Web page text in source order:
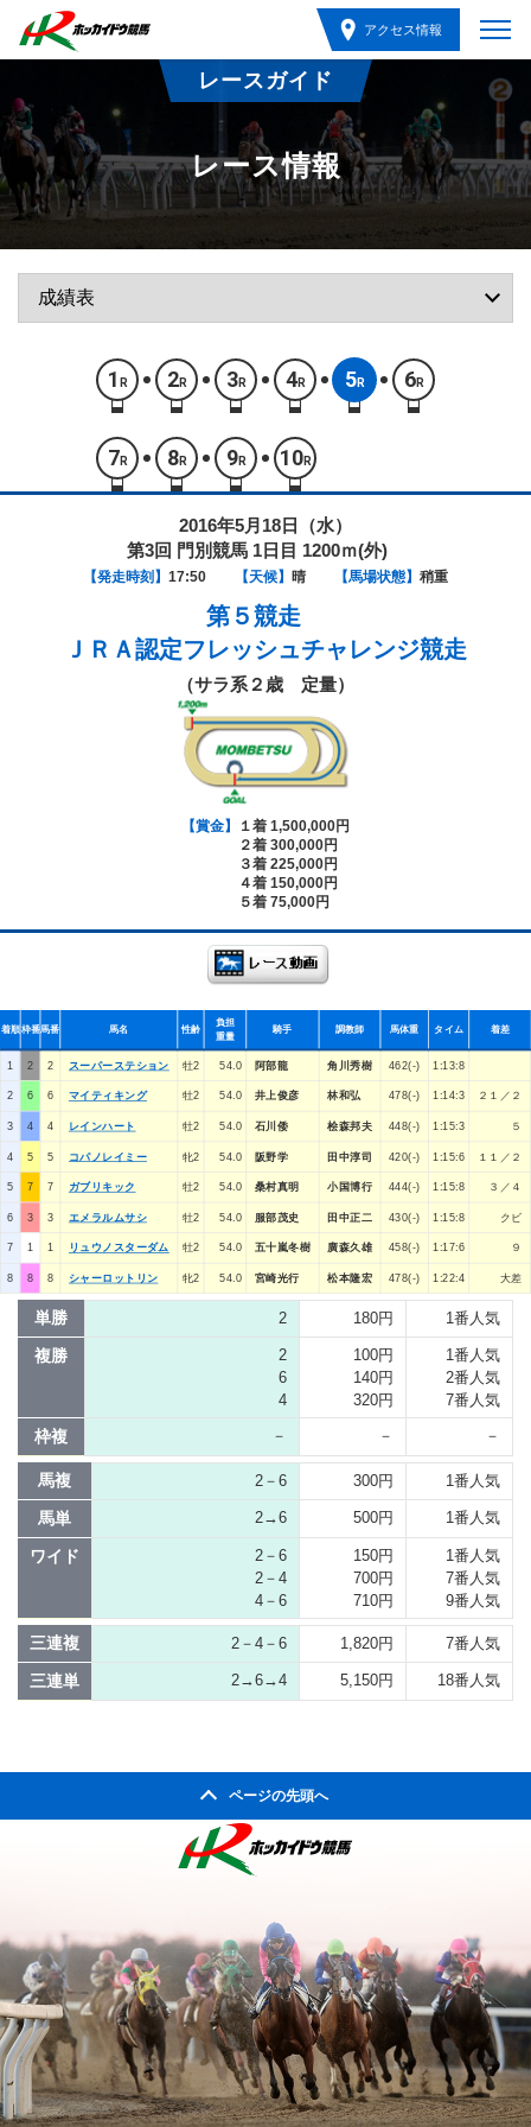
アクセス情報
レースガイド
レース情報
1 R 2R 3R 4R 5R 6R
7 R 8R 9R 10R
2016年5月18日（水）
第3回 門別競馬 1日目 1200ｍ(外)
【発走時刻】 17:50 【天候】 晴 【馬場状態】 稍重
第５競走
ＪＲＡ認定フレッシュチャレンジ競走
（サラ系２歳 定量）
【賞金】
１着 1,500,000円
２着 300,000円
３着 225,000円
４着 150,000円
５着 75,000円
着順枠番馬番 馬名 性齢
負担
重量
騎手 調教師 馬体重 タイム 着差
1 2 2 スーパーステション 牡2 54.0 阿部龍 角川秀樹 462(-) 1:13:8
2 6 6 マイティキング 牡2 54.0 井上俊彦 林和弘 478(-) 1:14:3 ２１／２
3 4 4 レインハート 牡2 54.0 石川倭 桧森邦夫 448(-) 1:15:3 ５
4 5 5 コパノレイミー 牝2 54.0 阪野学 田中淳司 420(-) 1:15:6 １１／２
5 7 7 ガブリキック 牡2 54.0 桑村真明 小国博行 444(-) 1:15:8 ３／４
6 3 3 エメラルムサシ 牡2 54.0 服部茂史 田中正二 430(-) 1:15:8 クビ
7 1 1 リュウノスターダム 牡2 54.0 五十嵐冬樹 廣森久雄 458(-) 1:17:6 ９
8 8 8 シャーロットリン 牝2 54.0 宮崎光行 松本隆宏 478(-) 1:22:4 大差
単勝 2 180円 1番人気
複勝
2
6
4
100円
140円
320円
1番人気
2番人気
7番人気
枠複 － － －
馬複 2－6 300円 1番人気
馬単 2→6 500円 1番人気
ワイド
2－6
2－4
4－6
150円
700円
710円
1番人気
7番人気
9番人気
三連複 2－4－6 1,820円 7番人気
三連単 2→6→4 5,150円 18番人気
ページの先頭へ